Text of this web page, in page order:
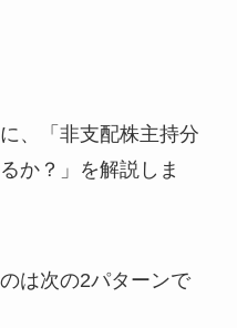
、
「非支配株主持分
か？」 を解説しま
は次の2パターンで